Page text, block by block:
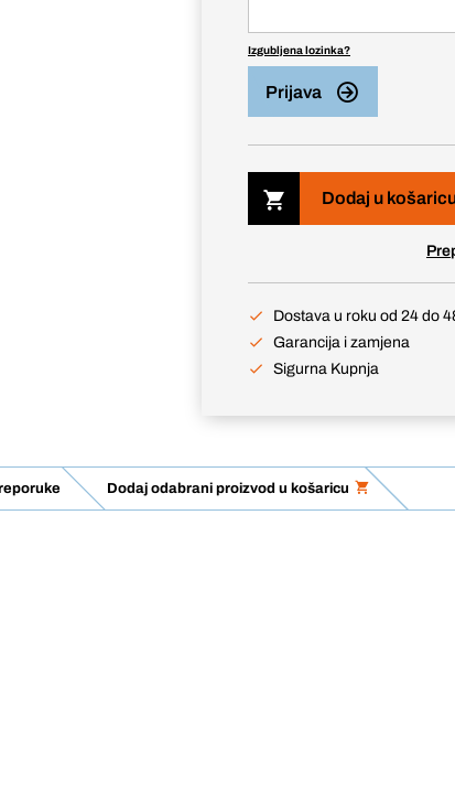
Izgubljena lozinka?
Prijava
Dodaj u
Dostava u roku od 24 do
Garancija i zamjena
Sigurna Kupnja
Dodaj odabrani proizvod u košaricu